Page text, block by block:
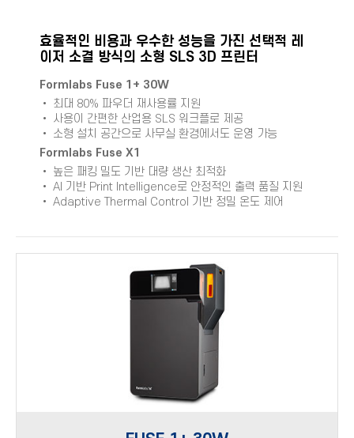
효율적인 비용과 우수한 성능을 가진 선택적 레
이저 소결 방식의 소형 SLS 3D 프린터
Formlabs Fuse 1+ 30W
• 최대 80% 파우더 재사용률 지원
• 사용이 간편한 산업용 SLS 워크플로 제공
• 소형 설치 공간으로 사무실 환경에서도 운영 가능
Formlabs Fuse X1
• 높은 패킹 밀도 기반 대량 생산 최적화
• AI 기반 Print Intelligence로 안정적인 출력 품질 지원
• Adaptive Thermal Control 기반 정밀 온도 제어